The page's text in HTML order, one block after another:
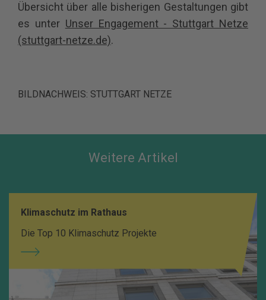
Übersicht über alle bisherigen Gestaltungen gibt
es unter Unser Engagement - Stuttgart Netze
(stuttgart-netze.de).
BILDNACHWEIS: STUTTGART NETZE
Weitere Artikel
Klimaschutz im Rathaus
Die Top 10 Klimaschutz Projekte